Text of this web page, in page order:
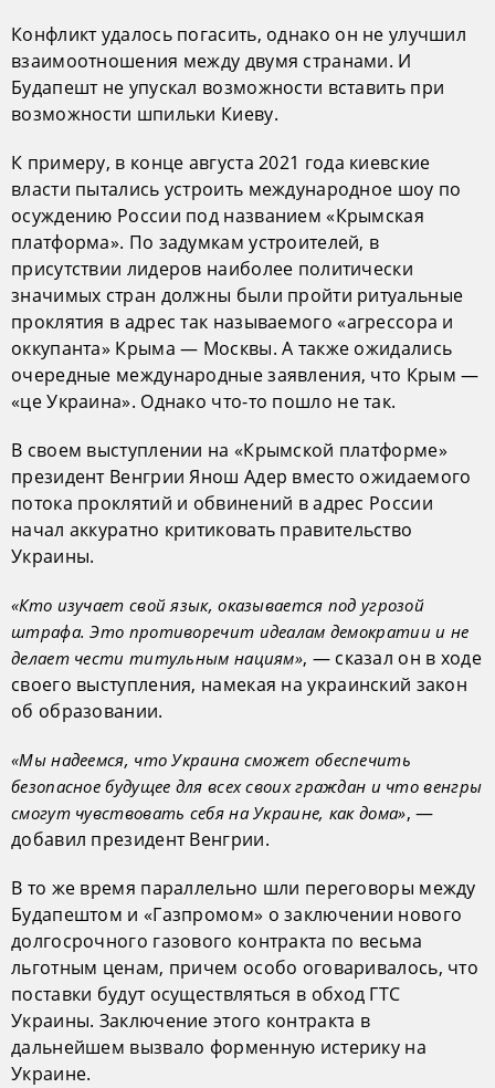
Конфликт удалось погасить, однако он не улучшил
взаимоотношения между двумя странами. И
Будапешт не упускал возможности вставить при
возможности шпильки Киеву.
К примеру, в конце августа 2021 года киевские
власти пытались устроить международное шоу по
осуждению России под названием «Крымская
платформа». По задумкам устроителей, в
присутствии лидеров наиболее политически
значимых стран должны были пройти ритуальные
проклятия в адрес так называемого «агрессора и
оккупанта» Крыма — Москвы. А также ожидались
очередные международные заявления, что Крым —
«це Украина». Однако что-то пошло не так.
В своем выступлении на «Крымской платформе»
президент Венгрии Янош Адер вместо ожидаемого
потока проклятий и обвинений в адрес России
начал аккуратно критиковать правительство
Украины.
«Кто изучает свой язык, оказывается под угрозой
штрафа. Это противоречит идеалам демократии и не
делает чести титульным нациям», — сказал он в ходе
своего выступления, намекая на украинский закон
об образовании.
«Мы надеемся, что Украина сможет обеспечить
безопасное будущее для всех своих граждан и что венгры
смогут чувствовать себя на Украине, как дома», —
добавил президент Венгрии.
В то же время параллельно шли переговоры между
Будапештом и «Газпромом» о заключении нового
долгосрочного газового контракта по весьма
льготным ценам, причем особо оговаривалось, что
поставки будут осуществляться в обход ГТС
Украины. Заключение этого контракта в
дальнейшем вызвало форменную истерику на
Украине.